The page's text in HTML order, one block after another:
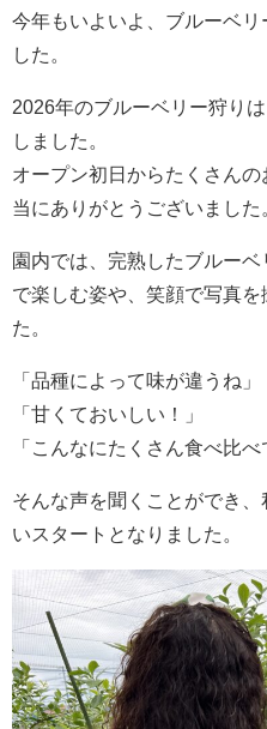
今年もいよいよ、ブルーベ
した。
2026年のブルーベリー狩りは
しました。
オープン初日からたくさん
当にありがとうございました
園内では、完熟したブルー
で楽しむ姿や、笑顔で写真を
た。
「品種によって味が違うね」
「甘くておいしい！」
「こんなにたくさん食べ比べ
そんな声を聞くことができ、
いスタートとなりました。